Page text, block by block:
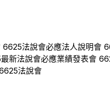
6625法說會必應法人說明會
最新法說會必應業績發表會
法說會